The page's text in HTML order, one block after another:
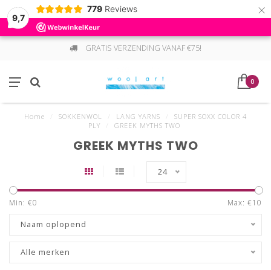
9,7
779 Reviews ×
GRATIS VERZENDING VANAF €75!
0
Home SOKKENWOL LANG YARNS
SUPER SOXX COLOR 4
PLY
GREEK MYTHS TWO
GREEK MYTHS TWO
24
Min: €0 Max: €10
Naam oplopend
Alle merken